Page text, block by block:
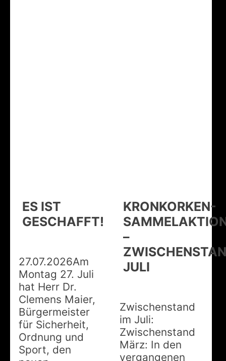
ES IST
GESCHAFFT!
27.07.2026Am
Montag 27. Juli
hat Herr Dr.
Clemens Maier,
Bürgermeister
für Sicherheit,
Ordnung und
Sport, den
KRONKORKEN-
–
JULI
Zwischenstand
im Juli:
Zwischenstand
März: In den
vergangenen